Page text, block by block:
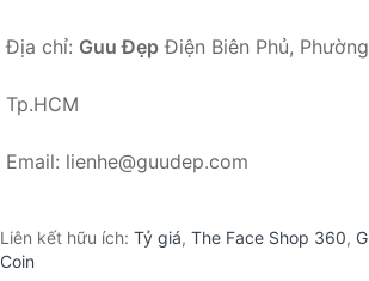
Địa chỉ: Guu Đẹp Điện Biên Phủ,
Tp.HCM
Email: lienhe@guudep.com
Liên kết hữu ích: Tỷ giá, The Face Shop 360,
Coin